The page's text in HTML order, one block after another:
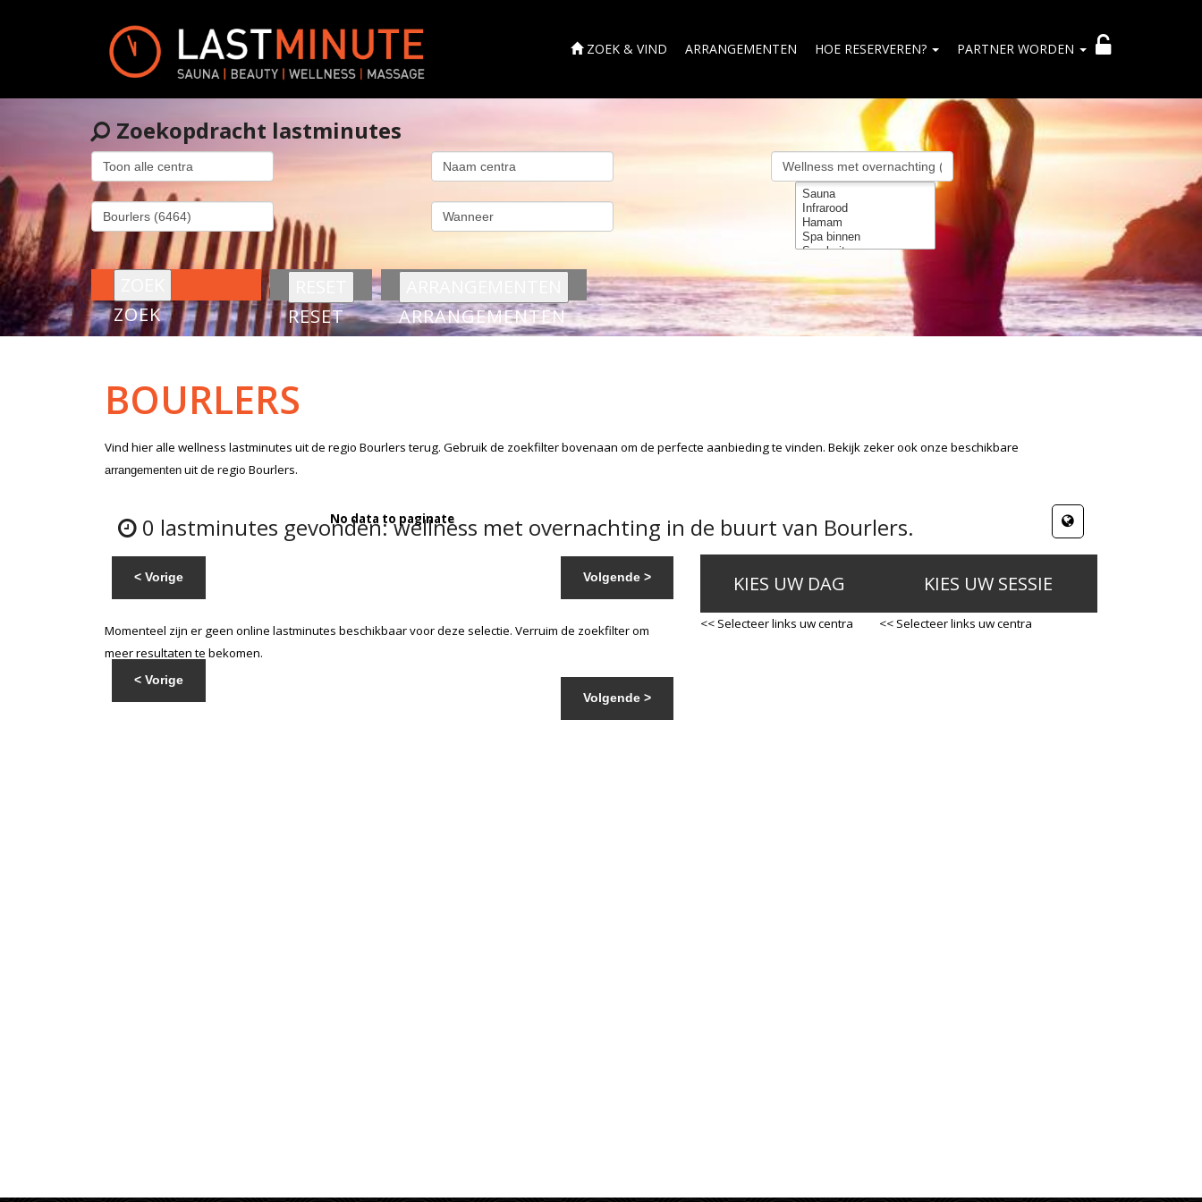
ZOEK & VIND ARRANGEMENTEN HOE RESERVEREN? PARTNER WORDEN
Zoekopdracht lastminutes
ZOEK RESET ARRANGEMENTEN
BOURLERS
Vind hier alle wellness lastminutes uit de regio Bourlersterug. Gebruik de zoekfilter bovenaan om de perfecte aanbieding te vinden. Bekijk zeker ook onze beschikbare
arrangementen uit de regio Bourlers.
0 lastminutes gevonden: wellness met overnachting in de buurt van Bourlers.
< Vorige Volgende >
No data to paginate
Momenteel zijn er geen online lastminutes beschikbaar voor deze selectie. Verruim de zoekfilter om
meer resultaten te bekomen.
< Vorige
Volgende >
KIES UW DAG
<< Selecteer links uw centra
KIES UW SESSIE
<< Selecteer links uw centra